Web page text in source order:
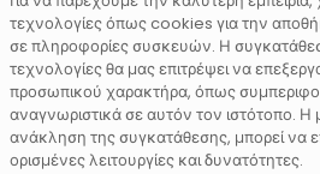
τεχνολογίες όπως cookies για την
σε πληροφορίες συσκευών. Η
τεχνολογίες θα μας επιτρέψει να
προσωπικού χαρακτήρα, όπως
αναγνωριστικά σε αυτόν τον ιστότοπο.
ανάκληση της συγκατάθεσης, μπορεί να
ορισμένες λειτουργίες και δυνατότητες.